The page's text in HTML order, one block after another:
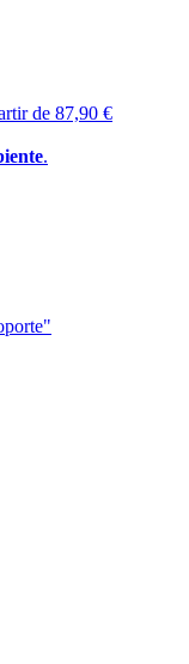
de 87,90 €
.